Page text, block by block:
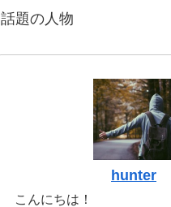
話題の人物
hunter
こんにちは！